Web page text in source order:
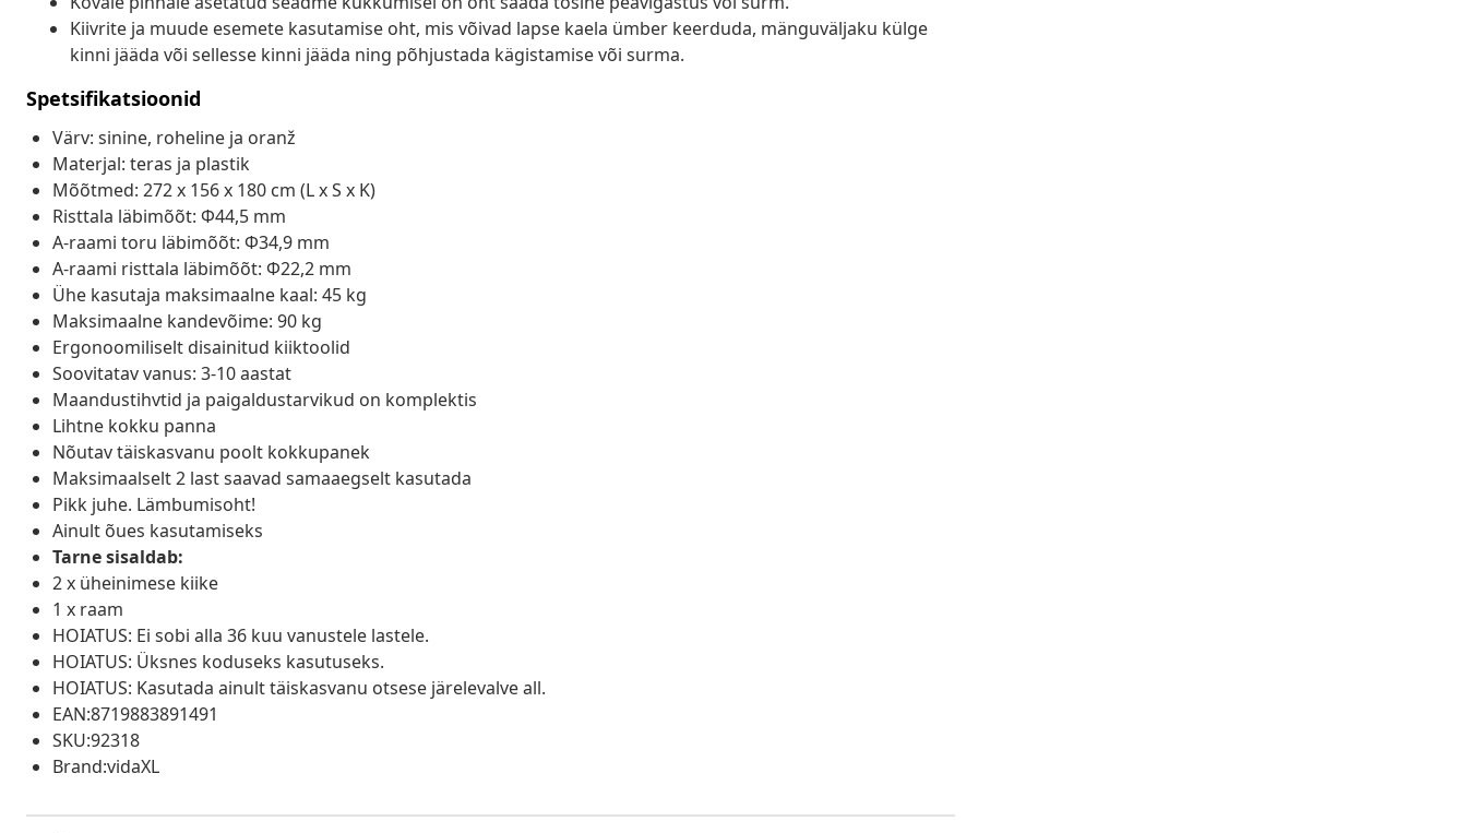
Kiivrite ja muude esemete kasutamise oht, mis võivad lapse kaela ümber keerduda, mänguväljaku külge
kinni jääda või sellesse kinni jääda ning põhjustada kägistamise või surma.
Spetsifikatsioonid
Värv: sinine, roheline ja oranž
Materjal: teras ja plastik
Mõõtmed: 272 x 156 x 180 cm (L x S x K)
Risttala läbimõõt: Φ44,5 mm
A-raami toru läbimõõt: Φ34,9 mm
A-raami risttala läbimõõt: Φ22,2 mm
Ühe kasutaja maksimaalne kaal: 45 kg
Maksimaalne kandevõime: 90 kg
Ergonoomiliselt disainitud kiiktoolid
Soovitatav vanus: 3-10 aastat
Maandustihvtid ja paigaldustarvikud on komplektis
Lihtne kokku panna
Nõutav täiskasvanu poolt kokkupanek
Maksimaalselt 2 last saavad samaaegselt kasutada
Pikk juhe. Lämbumisoht!
Ainult õues kasutamiseks
Tarne sisaldab:
2 x üheinimese kiike
1 x raam
HOIATUS: Ei sobi alla 36 kuu vanustele lastele.
HOIATUS: Üksnes koduseks kasutuseks.
HOIATUS: Kasutada ainult täiskasvanu otsese järelevalve all.
EAN:8719883891491
SKU:92318
Brand:vidaXL